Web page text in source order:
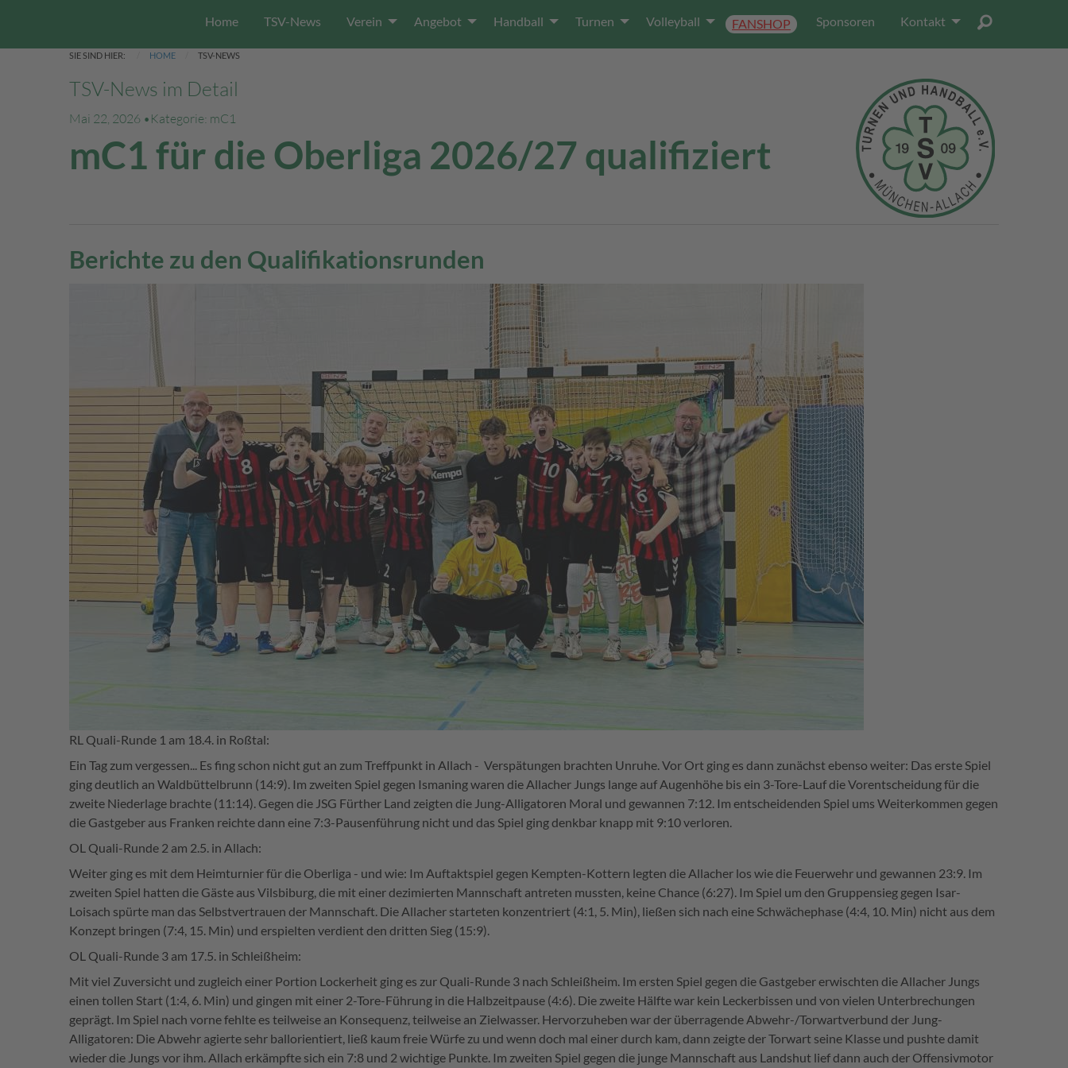
Home TSV-News Verein Angebot Handball Turnen Volleyball FANSHOP Sponsoren Kontakt
SIE SIND HIER: HOME TSV-NEWS
TSV-News im Detail
Mai 22, 2026 • Kategorie: mC1
mC1 für die Oberliga 2026/27 qualifiziert
Berichte zu den Qualifikationsrunden
RL Quali-Runde 1 am 18.4. in Roßtal:
Ein Tag zum vergessen... Es fing schon nicht gut an zum Treffpunkt in Allach - Verspätungen brachten Unruhe. Vor Ort ging es dann zunächst ebenso weiter: Das erste Spiel
ging deutlich an Waldbüttelbrunn (14:9). Im zweiten Spiel gegen Ismaning waren die Allacher Jungs lange auf Augenhöhe bis ein 3-Tore-Lauf die Vorentscheidung für die
zweite Niederlage brachte (11:14). Gegen die JSG Fürther Land zeigten die Jung-Alligatoren Moral und gewannen 7:12. Im entscheidenden Spiel ums Weiterkommen gegen
die Gastgeber aus Franken reichte dann eine 7:3-Pausenführung nicht und das Spiel ging denkbar knapp mit 9:10 verloren.
OL Quali-Runde 2 am 2.5. in Allach:
Weiter ging es mit dem Heimturnier für die Oberliga - und wie: Im Auftaktspiel gegen Kempten-Kottern legten die Allacher los wie die Feuerwehr und gewannen 23:9. Im
zweiten Spiel hatten die Gäste aus Vilsbiburg, die mit einer dezimierten Mannschaft antreten mussten, keine Chance (6:27). Im Spiel um den Gruppensieg gegen Isar-
Loisach spürte man das Selbstvertrauen der Mannschaft. Die Allacher starteten konzentriert (4:1, 5. Min), ließen sich nach eine Schwächephase (4:4, 10. Min) nicht aus dem
Konzept bringen (7:4, 15. Min) und erspielten verdient den dritten Sieg (15:9).
OL Quali-Runde 3 am 17.5. in Schleißheim:
Mit viel Zuversicht und zugleich einer Portion Lockerheit ging es zur Quali-Runde 3 nach Schleißheim. Im ersten Spiel gegen die Gastgeber erwischten die Allacher Jungs
einen tollen Start (1:4, 6. Min) und gingen mit einer 2-Tore-Führung in die Halbzeitpause (4:6). Die zweite Hälfte war kein Leckerbissen und von vielen Unterbrechungen
geprägt. Im Spiel nach vorne fehlte es teilweise an Konsequenz, teilweise an Zielwasser. Hervorzuheben war der überragende Abwehr-/Torwartverbund der Jung-
Alligatoren: Die Abwehr agierte sehr ballorientiert, ließ kaum freie Würfe zu und wenn doch mal einer durch kam, dann zeigte der Torwart seine Klasse und pushte damit
wieder die Jungs vor ihm. Allach erkämpfte sich ein 7:8 und 2 wichtige Punkte. Im zweiten Spiel gegen die junge Mannschaft aus Landshut lief dann auch der Offensivmotor